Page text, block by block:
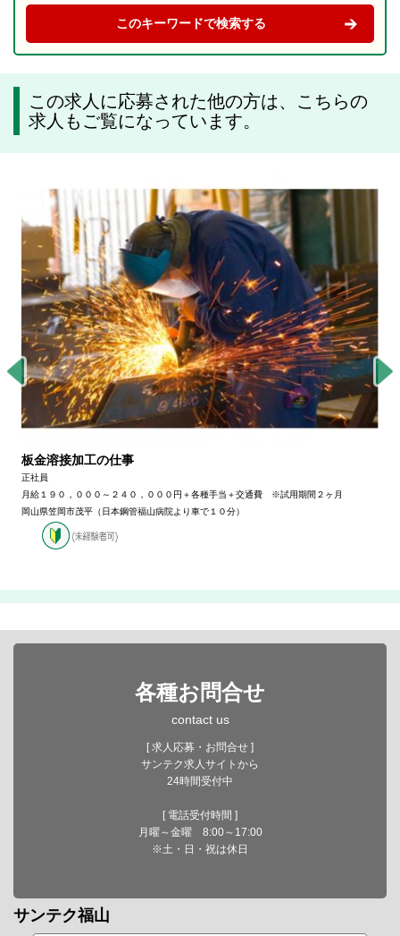
この求人に応募された他の方は、こちらの
求人もご覧になっています。
板金溶接加工の仕事
正社員
月給１９０，０００～２４０，０００円＋各種手当＋交通費 ※試用期間２ヶ月
岡山県笠岡市茂平（日本鋼管福山病院より車で１０分）
各種お問合せ
contact us
[ 求人応募・お問合せ ]
サンテク求人サイトから
24時間受付中
[ 電話受付時間 ]
月曜～金曜 8:00～17:00
※土・日・祝は休日
サンテク福山